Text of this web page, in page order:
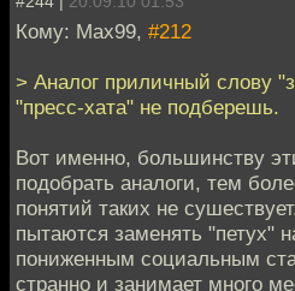
Кому: Max99, #212
> Аналог приличный слову
"пресс-хата" не подберешь.
Вот именно, большинству
подобрать аналоги, тем
понятий таких не
пытаются заменять "петух"
пониженным социальным
странно и занимает много